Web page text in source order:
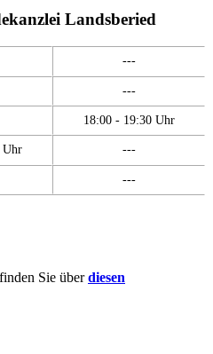
Landsberied
---
---
18:00 - 19:30 Uhr
Uhr ---
---
Sie überdiesen